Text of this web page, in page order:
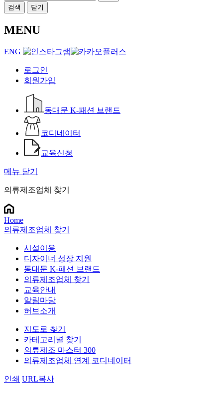
검색
닫기
MENU
ENG
로그인
회원가입
동대문 K-패션 브랜드
코디네이터
교육신청
메뉴 닫기
의류제조업체 찾기
Home
의류제조업체 찾기
시설이용
디자이너 성장 지원
동대문 K-패션 브랜드
의류제조업체 찾기
교육안내
알림마당
허브소개
지도로 찾기
카테고리별 찾기
의류제조 마스터 300
의류제조업체 연계 코디네이터
인쇄 URL복사